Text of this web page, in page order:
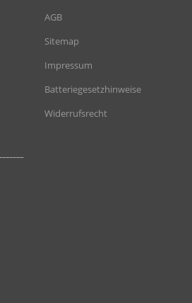
AGB
Sitemap
Impressum
Batteriegesetzhinweise
Widerrufsrecht